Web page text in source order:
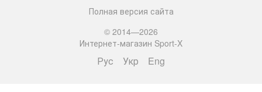
Полная версия сайта
© 2014—2026
Интернет-магазин Sport-X
Рус Укр Eng